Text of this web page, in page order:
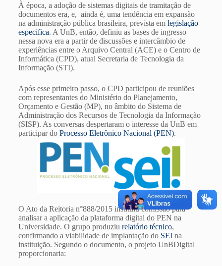
À época, a adoção de sistemas digitais de tramitação de
documentos era, e, ainda é, uma tendência em expansão
na administração pública brasileira, prevista em legislação
específica. A UnB, então, definiu as bases de ingresso
nessa nova era a partir de discussões e intercâmbio de
experiências entre o Arquivo Central (ACE) e o Centro de
Informática (CPD), atual Secretaria de Tecnologia da
Informação (STI).
Após esse primeiro passo, o CPD participou de reuniões
com representantes do Ministério do Planejamento,
Orçamento e Gestão (MP), no âmbito do Sistema de
Administração dos Recursos de Tecnologia da Informação
(SISP). As conversas despertaram o interesse da UnB em
participar do Processo Eletrônico Nacional (PEN).
O Ato da Reitoria n°888/2015 instituiu comissão para
analisar a aplicação da plataforma digital do PEN na
Universidade. O grupo produziu relatório técnico,
confirmando a viabilidade de implantação do SEIna
instituição. Segundo o documento, o projeto UnBDigital
proporcionaria: